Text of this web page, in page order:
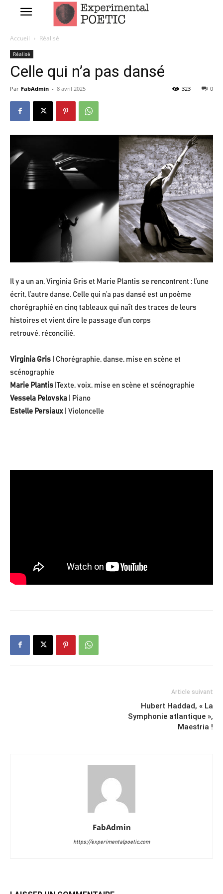
Accueil Réalisé
Réalisé
Celle qui n’a pas dansé
Par FabAdmin - 8 avril 2025 0
323
Il y a un an, Virginia Gris et Marie Plantis se rencontrent : l’une
écrit, l’autre danse. Celle qui n’a pas dansé est un poème
chorégraphié en cinq tableaux qui naît des traces de leurs
histoires et vient dire le passage d’un corps
retrouvé, réconcilié.
Virginia Gris | Chorégraphie, danse, mise en scène et
scénographie
Marie Plantis |Texte, voix, mise en scène et scénographie
Vessela Pelovska | Piano
Estelle Persiaux
| Violoncelle
Article suivant
Hubert Haddad, « La
Symphonie atlantique »,
Maestria !
FabAdmin
https://experimentalpoetic.com